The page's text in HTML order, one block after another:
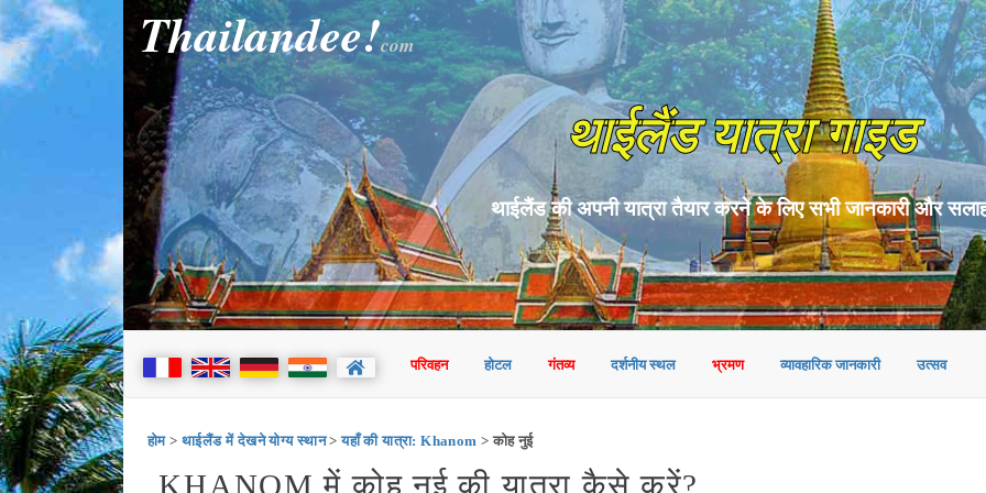
Thailandee!com
थाईलैंड यात्रा गाइड
थाईलैंड की अपनी यात्रा तैयार करने के लिए सभी जानकारी और
परिवहन होटल गंतव्य दर्शनीय स्थल भ्रमण व्यावहारिक जानकारी उत्सव
होम>थाईलैंड में देखने योग्य स्थान>यहाँ की यात्रा: Khanom > कोह नुई
KHANOM में कोह नुई की यात्रा कैसे करें?